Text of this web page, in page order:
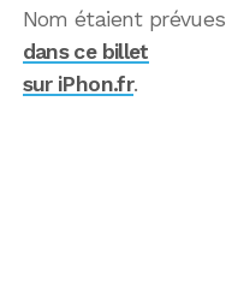
Nom étaient
dans ce billet
sur iPhon.fr.